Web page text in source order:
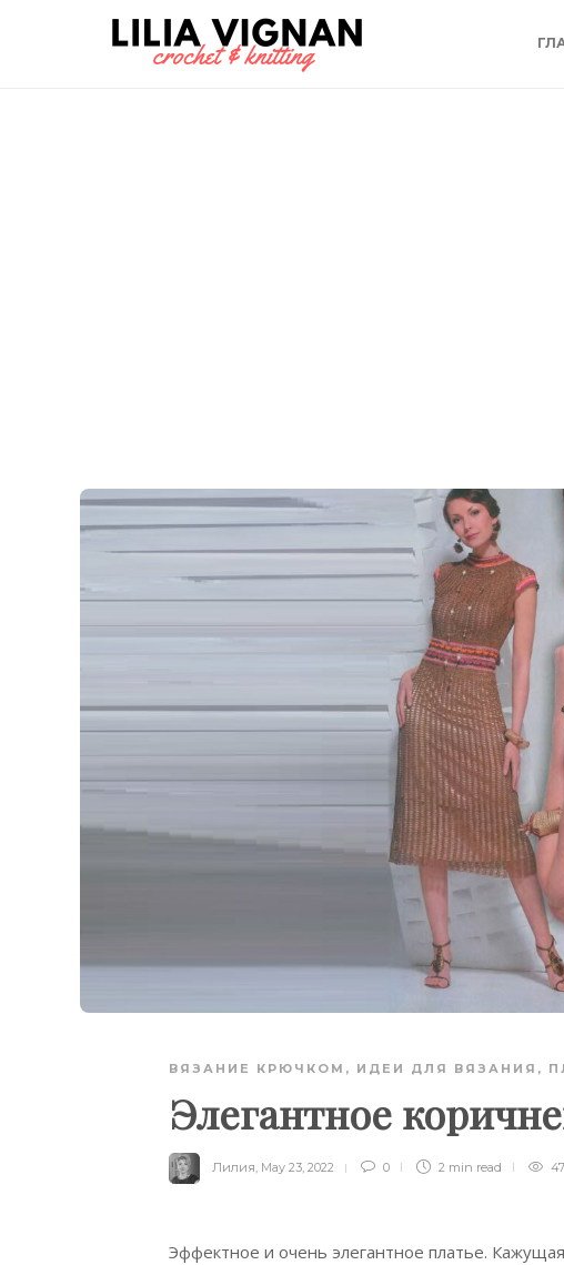
ВЯЗАНИЕ КРЮЧКОМ , ИДЕИ ДЛЯ ВЯЗАНИЯ ,
Элегантное
Лилия, May 23, 2022 0 2 min read
Эффектное и очень элегантное платье.